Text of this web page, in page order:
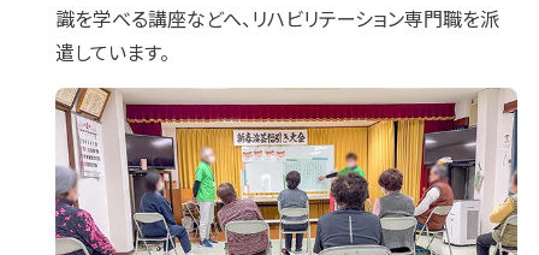
識を学べる講座などへ、リハビリテーション専門職を派
遣しています。